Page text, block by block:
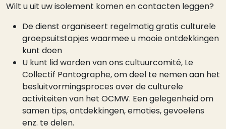
Wilt u uit uw isolement komen en contacten leggen?
De dienst organiseert regelmatig gratis culturele
groepsuitstapjes waarmee u mooie ontdekkingen
kunt doen
U kunt lid worden van ons cultuurcomité, Le
Collectif Pantographe, om deel te nemen aan het
besluitvormingsproces over de culturele
activiteiten van het OCMW. Een gelegenheid om
samen tips, ontdekkingen, emoties, gevoelens
enz. te delen.